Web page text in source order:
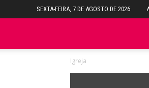
SEXTA-FEIRA, 7 DE AGOSTO DE 2026
Igreja